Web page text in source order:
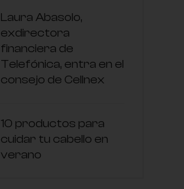
Laura Abasolo,
exdirectora
financiera de
Telefónica, entra en el
consejo de Cellnex
10 productos para
cuidar tu cabello en
verano